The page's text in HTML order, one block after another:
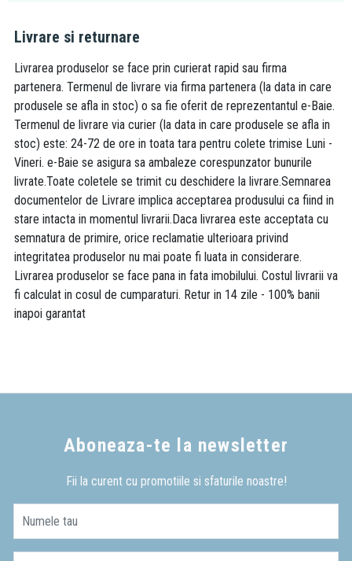
Livrare si returnare
Livrarea produselor se face prin curierat rapid sau firma
partenera. Termenul de livrare via firma partenera (la data in care
produsele se afla in stoc) o sa fie oferit de reprezentantul e-Baie.
Termenul de livrare via curier (la data in care produsele se afla in
stoc) este: 24-72 de ore in toata tara pentru colete trimise Luni -
Vineri. e-Baie se asigura sa ambaleze corespunzator bunurile
livrate.Toate coletele se trimit cu deschidere la livrare.Semnarea
documentelor de Livrare implica acceptarea produsului ca fiind in
stare intacta in momentul livrarii.Daca livrarea este acceptata cu
semnatura de primire, orice reclamatie ulterioara privind
integritatea produselor nu mai poate fi luata in considerare.
Livrarea produselor se face pana in fata imobilului. Costul livrarii va
fi calculat in cosul de cumparaturi. Retur in 14 zile - 100% banii
inapoi garantat
Aboneaza-te la newsletter
Fii la curent cu promotiile si sfaturile noastre!
Numele tau